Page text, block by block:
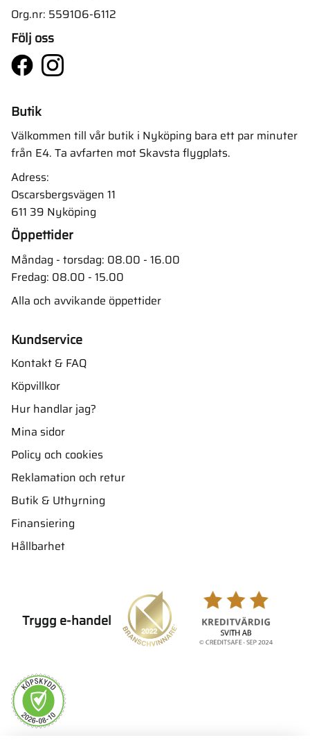
Org.nr: 559106-6112
Följ oss
Butik
Välkommen till vår butik i Nyköping bara ett par minuter
från E4. Ta avfarten mot Skavsta flygplats.
Adress:
Oscarsbergsvägen 11
611 39 Nyköping
Öppettider
Måndag - torsdag: 08.00 - 16.00
Fredag: 08.00 - 15.00
Alla och avvikande öppettider
Kundservice
Kontakt & FAQ
Köpvillkor
Hur handlar jag?
Mina sidor
Policy och cookies
Reklamation och retur
Butik & Uthyrning
Finansiering
Hållbarhet
Trygg e-handel